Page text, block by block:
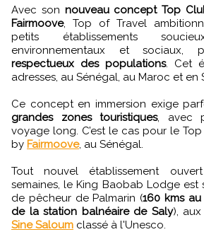
Avec son nouveau concept Top
Fairmoove, Top of Travel
petits établissements
environnementaux et
respectueux des populations. Cet
adresses, au Sénégal, au Maroc et en
Ce concept en immersion exige
grandes zones touristiques, avec
voyage long. C’est le cas pour le
by Fairmoove, au Sénégal.
Tout nouvel établissement
semaines, le King Baobab Lodge
de pêcheur de Palmarin (160 kms
de la station balnéaire de Saly),
Sine Saloum classé à l'Unesco.